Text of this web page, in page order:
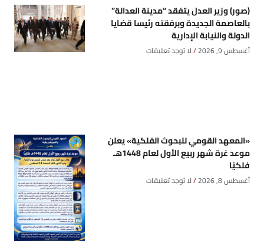
(صور) وزير العدل يتفقد “مدينة العدالة”
بالعاصمة الجديدة وبرفقته رئيسا قضايا
الدولة والنيابة الإدارية
أغسطس 9, 2026 لا توجد تعليقات
«المعهد القومي للبحوث الفلكية» يعلن
موعد غرة شهر ربيع الأول لعام 1448هـ
فلكيًا
أغسطس 8, 2026 لا توجد تعليقات